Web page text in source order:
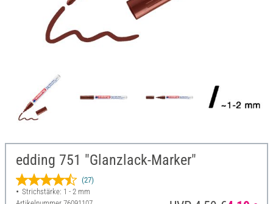
edding 751 "Glanzlack-Marker"
(27)
Strichstärke: 1 - 2 mm